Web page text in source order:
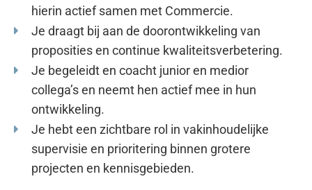
hierin actief samen met Commercie.
Je draagt bij aan de doorontwikkeling van
proposities en continue kwaliteitsverbetering.
Je begeleidt en coacht junior en medior
collega’s en neemt hen actief mee in hun
ontwikkeling.
Je hebt een zichtbare rol in vakinhoudelijke
supervisie en prioritering binnen grotere
projecten en kennisgebieden.